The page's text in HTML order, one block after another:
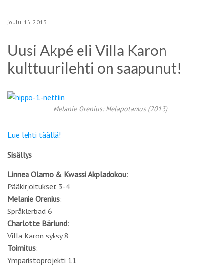
joulu 16 2013
Uusi Akpé eli Villa Karon
kulttuurilehti on saapunut!
Melanie Orenius: Melapotamus (2013)
Lue lehti täällä!
Sisällys
Linnea Olamo & Kwassi Akpladokou:
Pääkirjoitukset 3-4
Melanie Orenius:
Språklerbad 6
Charlotte Bärlund:
Villa Karon syksy 8
Toimitus:
Ympäristöprojekti 11